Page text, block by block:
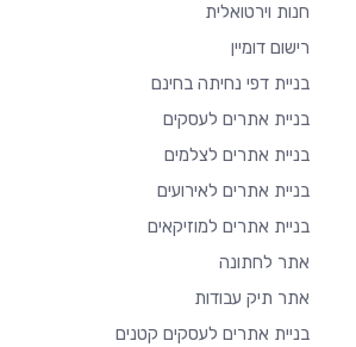
חנות וירטואלית
רישום דומיין
בניית דפי נחיתה בחינם
בניית אתרים לעסקים
בניית אתרים לצלמים
בניית אתרים לאירועים
בניית אתרים למוזיקאים
אתר לחתונה
אתר תיק עבודות
בניית אתרים לעסקים קטנים